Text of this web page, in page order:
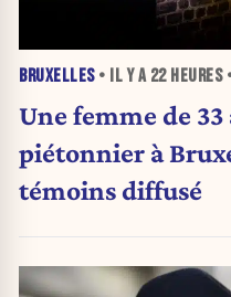
BRUXELLES• IL Y A 22 HEURES
Une femme de
piétonnier à
témoins diffusé